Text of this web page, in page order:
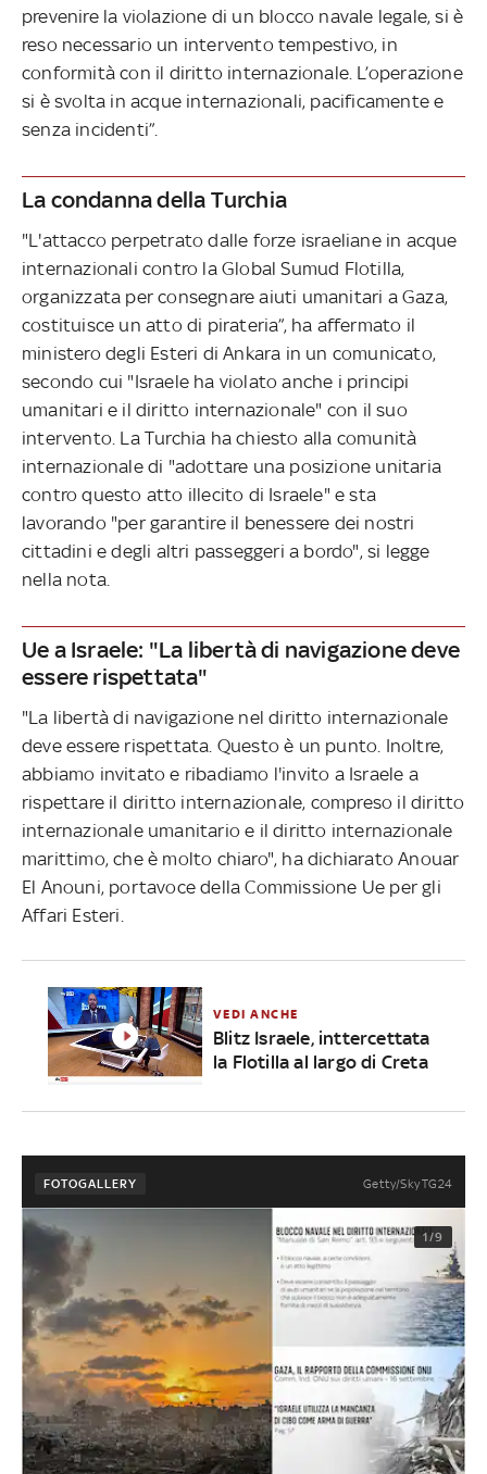
prevenire la violazione di un blocco navale legale, si è
reso necessario un intervento tempestivo, in
conformità con il diritto internazionale. L’operazione
si è svolta in acque internazionali, pacificamente e
senza incidenti”.
La condanna della Turchia
"L'attacco perpetrato dalle forze israeliane in acque
internazionali contro la Global Sumud Flotilla,
organizzata per consegnare aiuti umanitari a Gaza,
costituisce un atto di pirateria”, ha affermato il
ministero degli Esteri di Ankara in un comunicato,
secondo cui "Israele ha violato anche i principi
umanitari e il diritto internazionale" con il suo
intervento. La Turchia ha chiesto alla comunità
internazionale di "adottare una posizione unitaria
contro questo atto illecito di Israele" e sta
lavorando "per garantire il benessere dei nostri
cittadini e degli altri passeggeri a bordo", si legge
nella nota.
Ue a Israele: "La libertà di navigazione deve
essere rispettata"
"La libertà di navigazione nel diritto internazionale
deve essere rispettata. Questo è un punto. Inoltre,
abbiamo invitato e ribadiamo l'invito a Israele a
rispettare il diritto internazionale, compreso il diritto
internazionale umanitario e il diritto internazionale
marittimo, che è molto chiaro", ha dichiarato Anouar
El Anouni, portavoce della Commissione Ue per gli
Affari Esteri.
VEDI ANCHE
Blitz Israele, inttercettata
la Flotilla al largo di Creta
FOTOGALLERY Getty/Sky TG24
1/9